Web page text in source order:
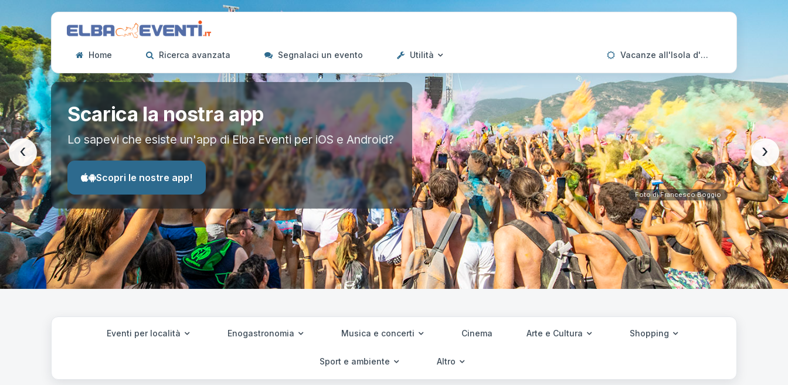
Home Ricerca avanzata Segnalaci un evento Utilità Vacanze all'Isola d'Elba
Scarica la nostra app
Lo sapevi che esiste un'app di Elba Eventi per iOS e Android?
Scopri le nostre app!
Foto di Francesco Boggio
‹ ›
Eventi per località Enogastronomia Musica e concerti Cinema Arte e Cultura Shopping
Sport e ambiente Altro